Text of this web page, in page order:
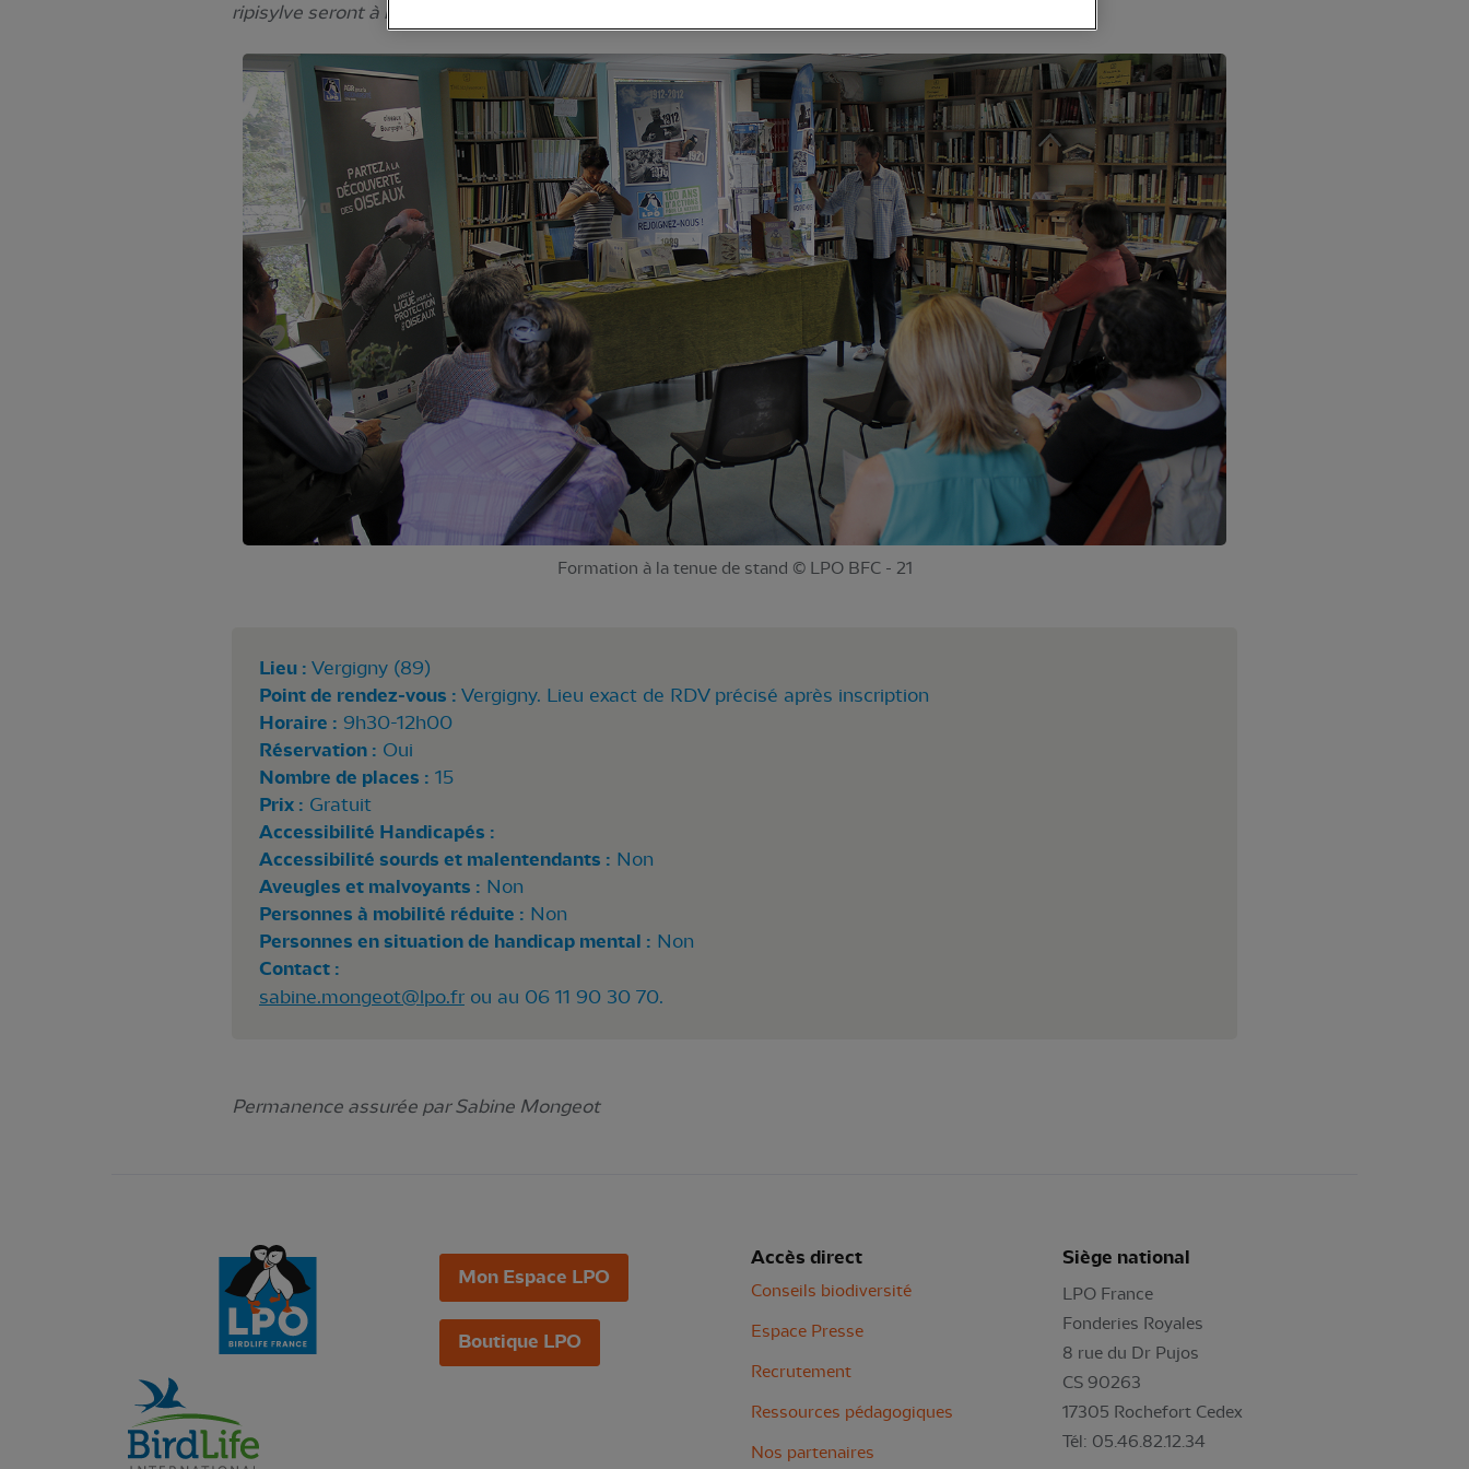
ripisylve seront à l'honneur.
Formation à la tenue de stand © LPO BFC - 21
Lieu : Vergigny (89)
Point de rendez-vous : Vergigny. Lieu exact de RDV précisé après inscription
Horaire : 9h30-12h00
Réservation : Oui
Nombre de places : 15
Prix : Gratuit
Accessibilité Handicapés :
Accessibilité sourds et malentendants : Non
Aveugles et malvoyants : Non
Personnes à mobilité réduite : Non
Personnes en situation de handicap mental : Non
Contact :
sabine.mongeot@lpo.frou au 06 11 90 30 70.
Permanence assurée par Sabine Mongeot
Mon Espace LPO
Boutique LPO
Accès direct
Conseils biodiversité
Espace Presse
Recrutement
Ressources pédagogiques
Nos partenaires
Siège national
LPO France
Fonderies Royales
8 rue du Dr Pujos
CS 90263
17305 Rochefort Cedex
Tél: 05.46.82.12.34